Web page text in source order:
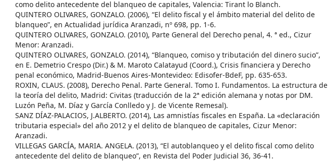
como delito antecedente del blanqueo de capitales, Valencia: Tirant lo Blanch.
QUINTERO OLIVARES, GONZALO. (2006), “El delito fiscal y el ámbito material del delito de
blanqueo”, en Actualidad jurídica Aranzadi, nº 698, pp. 1-6.
QUINTERO OLIVARES, GONZALO. (2010), Parte General del Derecho penal, 4. ª ed., Cizur
Menor: Aranzadi.
QUINTERO OLIVARES, GONZALO. (2014), “Blanqueo, comiso y tributación del dinero sucio”,
en E. Demetrio Crespo (Dir.) & M. Maroto Calatayud (Coord.), Crisis financiera y Derecho
penal económico, Madrid-Buenos Aires-Montevideo: Edisofer-BdeF, pp. 635-653.
ROXIN, CLAUS. (2008), Derecho Penal. Parte General. Tomo I. Fundamentos. La estructura de
la teoría del delito, Madrid: Civitas (traducción de la 2ª edición alemana y notas por DM.
Luzón Peña, M. Díaz y García Conlledo y J. de Vicente Remesal).
SANZ DÍAZ-PALACIOS, J.ALBERTO. (2014), Las amnistías fiscales en España. La «declaración
tributaria especial» del año 2012 y el delito de blanqueo de capitales, Cizur Menor:
Aranzadi.
VILLEGAS GARCÍA, MARIA. ANGELA. (2013), “El autoblanqueo y el delito fiscal como delito
antecedente del delito de blanqueo”, en Revista del Poder Judicial 36, 36-41.